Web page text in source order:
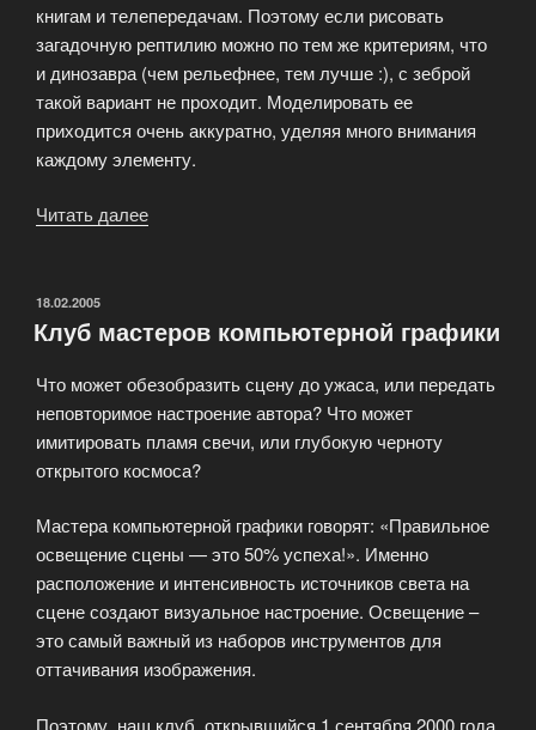
книгам и телепередачам. Поэтому если рисовать
загадочную рептилию можно по тем же критериям, что
и динозавра (чем рельефнее, тем лучше :), с зеброй
такой вариант не проходит. Моделировать ее
приходится очень аккуратно, уделяя много внимания
каждому элементу.
Читать далее
осталось
кадром»
ОПУБЛИКОВАНО
18.02.2005
Клуб мастеров компьютерной графики
Что может обезобразить сцену до ужаса, или передать
неповторимое настроение автора? Что может
имитировать пламя свечи, или глубокую черноту
открытого космоса?
Мастера компьютерной графики говорят: «Правильное
освещение сцены — это 50% успеха!». Именно
расположение и интенсивность источников света на
сцене создают визуальное настроение. Освещение –
это самый важный из наборов инструментов для
оттачивания изображения.
Поэтому, наш клуб, открывшийся 1 сентября 2000 года,